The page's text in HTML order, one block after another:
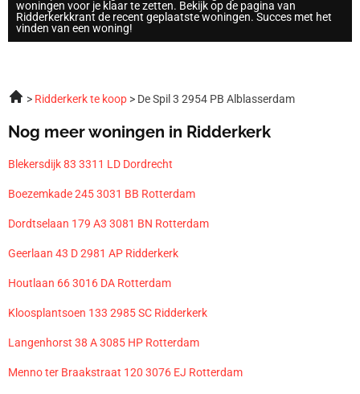
woningen voor je klaar te zetten. Bekijk op de pagina van
Ridderkerkkrant de recent geplaatste woningen. Succes met het
vinden van een woning!
Ridderkerk te koop De Spil 3 2954 PB Alblasserdam
Nog meer woningen in Ridderkerk
Blekersdijk 83 3311 LD Dordrecht
Boezemkade 245 3031 BB Rotterdam
Dordtselaan 179 A3 3081 BN Rotterdam
Geerlaan 43 D 2981 AP Ridderkerk
Houtlaan 66 3016 DA Rotterdam
Kloosplantsoen 133 2985 SC Ridderkerk
Langenhorst 38 A 3085 HP Rotterdam
Menno ter Braakstraat 120 3076 EJ Rotterdam